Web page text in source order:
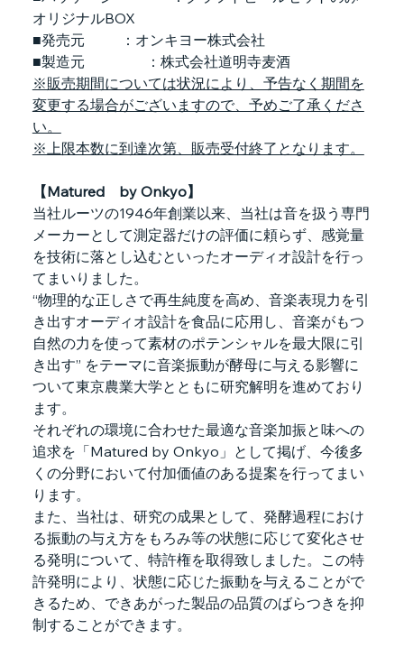
オリジナルBOX
■発売元　      ：オンキヨー株式会社
■製造元     　　　：株式会社道明寺麦酒
※販売期間については状況により、予告なく期間を
変更する場合がございますので、予めご了承くださ
い。
※上限本数に到達次第、販売受付終了となります。
【Matured　by Onkyo】
当社ルーツの1946年創業以来、当社は音を扱う専門
メーカーとして測定器だけの評価に頼らず、感覚量
を技術に落とし込むといったオーディオ設計を行っ
てまいりました。
“物理的な正しさで再生純度を高め、音楽表現力を引
き出すオーディオ設計を食品に応用し、音楽がもつ
自然の力を使って素材のポテンシャルを最大限に引
き出す” をテーマに音楽振動が酵母に与える影響に
ついて東京農業大学とともに研究解明を進めており
ます。
それぞれの環境に合わせた最適な音楽加振と味への
追求を「Matured by Onkyo」として掲げ、今後多
くの分野において付加価値のある提案を行ってまい
ります。
また、当社は、研究の成果として、発酵過程におけ
る振動の与え方をもろみ等の状態に応じて変化させ
る発明について、特許権を取得致しました。この特
許発明により、状態に応じた振動を与えることがで
きるため、できあがった製品の品質のばらつきを抑
制することができます。